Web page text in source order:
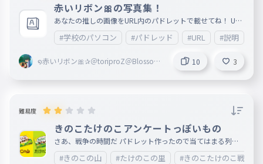
赤いリボン🎀の写真集！
あなたの推しの画像をURL内のパドレットで載せてね！ URL
↓ https://padlet.com/redribon419/red_ribbon_Photo
#学校のパソコン #パドレッド #URL #説明
໑赤いリボン🎀✰＠toriproZ＠Blossoms
10 3
難易度
きのこたけのこアンケートっぽいもの
さあ、戦争の時間だ パドレット作ったので当てはまる列に
コメントしてね！ URL↓ https://padlet.com/redribon419/
kinoko_vs_takenoko
#きのこの山 #たけのこの里 #きのこたけのこ戦争